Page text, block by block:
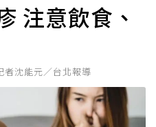
注意飲食、
者沈能元／台北報導